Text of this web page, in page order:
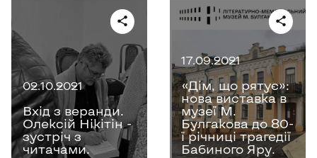
02.10.2021
Вхід з веранди.
Олексій Нікітін -
зустріч з
читачами.
17.09.2021
«Дім, що рятує»:
нова виставка в
музеї М.
Булгакова до 80-
ї річниці трагедії
Бабиного Яру.